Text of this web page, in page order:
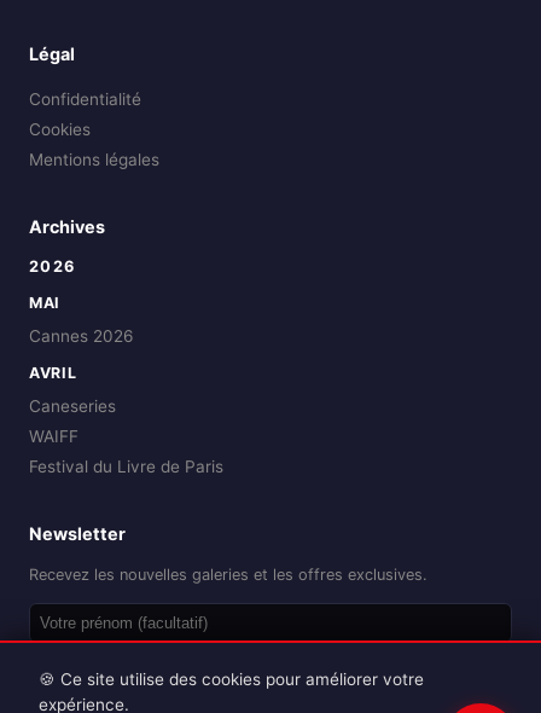
Légal
Confidentialité
Cookies
Mentions légales
Archives
2026
MAI
Cannes 2026
AVRIL
Caneseries
WAIFF
Festival du Livre de Paris
Newsletter
Recevez les nouvelles galeries et les offres exclusives.
🍪 Ce site utilise des cookies pour améliorer votre
expérience.